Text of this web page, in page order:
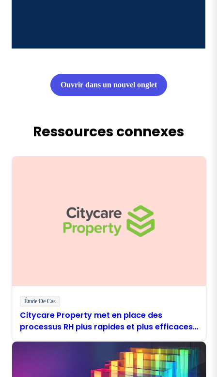
Ouvrir dans un nouvel onglet
Ressources connexes
Étude De Cas
Citycare Property met en place des
processus RH plus rapides et plus efficaces
grâce à Boomi